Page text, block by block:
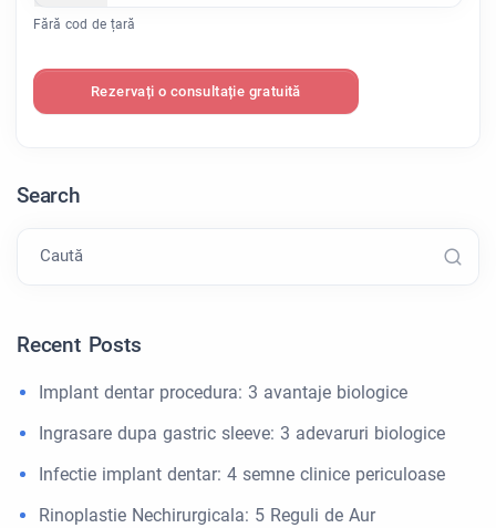
Fără cod de țară
Rezervați o consultație gratuită
Search
Caută
Recent Posts
Implant dentar procedura: 3 avantaje biologice
Ingrasare dupa gastric sleeve: 3 adevaruri biologice
Infectie implant dentar: 4 semne clinice periculoase
Rinoplastie Nechirurgicala: 5 Reguli de Aur